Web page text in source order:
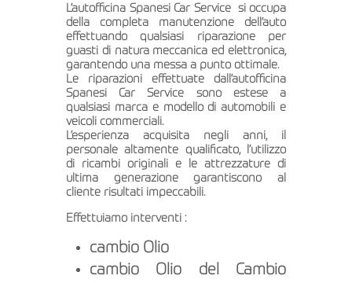
L’autofficina Spanesi Car Service si occupa
della completa manutenzione dell’auto
effettuando qualsiasi riparazione per
guasti di natura meccanica ed elettronica,
garantendo una messa a punto ottimale.
Le riparazioni effettuate dall’autofficina
Spanesi Car Service sono estese a
qualsiasi marca e modello di automobili e
veicoli commerciali.
L’esperienza acquisita negli anni, il
personale altamente qualificato, l’utilizzo
di ricambi originali e le attrezzature di
ultima generazione garantiscono al
cliente risultati impeccabili.
Effettuiamo interventi :
cambio Olio
cambio Olio del Cambio